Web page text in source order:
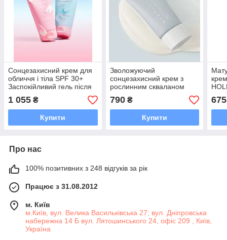
Сонцезахисний крем для
обличчя і тіла SPF 30+
Заспокійливий гель після
засмаги HOLLYSKIN
1 055 ₴
Купити
Зволожуючий
сонцезахисний крем з
рослинним скваланом
Needly Vegan Mild
Moisture Sun SPF 50+
790₴
Купити
675
Про нас
100% позитивних з 248 відгуків за рік
Працює з 31.08.2012
м. Київ
м.Київ, вул. Велика Васильківська 27; вул. Дніпровська
набережна 14 Б вул. Лятошинського 24, офіс 209 , Київ,
Україна